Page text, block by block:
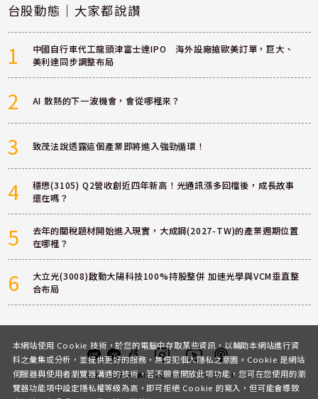
台股動態｜大家都說讚
1
中國自行車代工龍頭津富士達IPO 海外設廠搶歐美訂單，巨大、
美利達同步調整布局
2 AI 散熱的下一波機會，會從哪裡來？
3 致茂法說透露這個產業即將進入強勁循環！
4
穩懋(3105) Q2營收創近四年新高！光通訊漲多回檔後，成長故事
還在嗎？
5
去年的關稅題材開始進入現實，大成鋼(2027-TW)的產業週期位置
在哪裡？
6
大立光(3008)啟動大陽科技100%持股整併 加速光學與VCM垂直整
合布局
客服 討論區粉絲團InstagramYoutubePodcast
本網站使用 Cookie 技術，於您的電腦中存取某些資訊，以輔助本網站進行資
料之彙集或分析，並提供更好的服務，無侵犯個人隱私之意圖。Cookie 是網站
伺服器與使用者瀏覽器溝通的技術，若不願意開放此項功能，您可在您使用的瀏
覽器功能項中設定隱私權等級為高，即可拒絕 Cookie 的寫入，但可能會導致